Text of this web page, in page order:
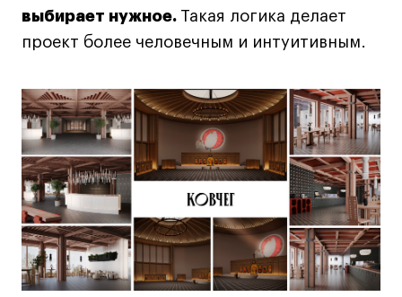
выбирает нужное. Такая логика делает
проект более человечным и интуитивным.